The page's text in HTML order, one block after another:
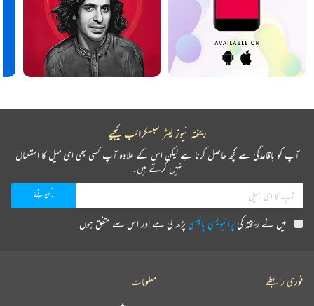
ریختہ نیوز لیٹر سبسکرائب کیجیے
آپ کو باقاعدگی سے کچھ حاصل کرنا ہے لیکن اس کے علاوہ آپ کسی بھی ای میل کا استعمال
نہیں کرتے ہیں۔
میں نے ریختہ کیپرائیویسی پالیسیپڑھ لی ہے اور اس سے متفق ہوں
فوری رابطے معلومات